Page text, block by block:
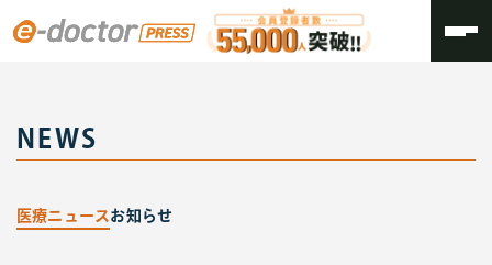
トップ
NEWS
医療ニュース お知らせ